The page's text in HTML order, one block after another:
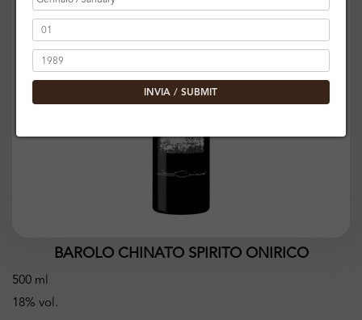
BAROLO CHINATO SPIRITO ONIRICO
500 ml
18% vol.
INVIA / SUBMIT